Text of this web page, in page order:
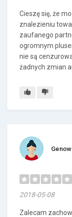
Cieszę się, że
znalezieniu
zaufanego
ogromnym
nie są
żadnych zmian
2018-05-08
Zalecam